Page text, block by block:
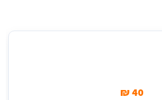
40 ₪